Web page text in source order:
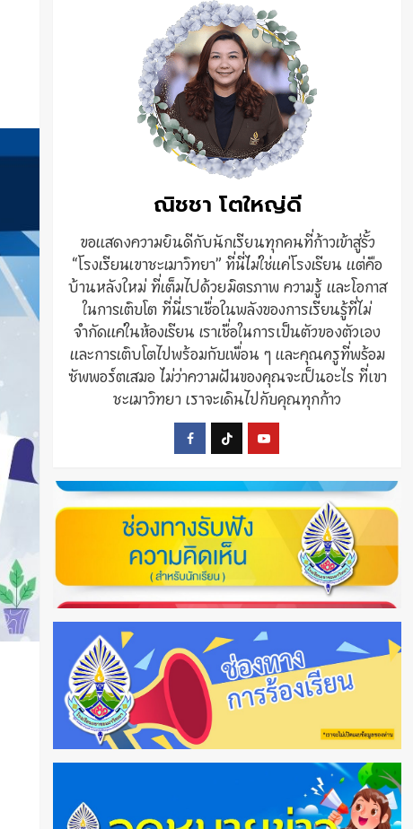
ณิชชา โตใหญ่ดี
ขอแสดงความยินดีกับนักเรียนทุกคนที่ก้าวเข้าสู่รั้ว
“โรงเรียนเขาชะเมาวิทยา” ที่นี่ไม่ใช่แค่โรงเรียน แต่คือ
บ้านหลังใหม่ ที่เต็มไปด้วยมิตรภาพ ความรู้ และโอกาส
ในการเติบโต ที่นี่เราเชื่อในพลังของการเรียนรู้ที่ไม่
จำกัดแค่ในห้องเรียน เราเชื่อในการเป็นตัวของตัวเอง
และการเติบโตไปพร้อมกับเพื่อน ๆ และคุณครูที่พร้อม
ซัพพอร์ตเสมอ ไม่ว่าความฝันของคุณจะเป็นอะไร ที่เขา
ชะเมาวิทยา เราจะเดินไปกับคุณทุกก้าว